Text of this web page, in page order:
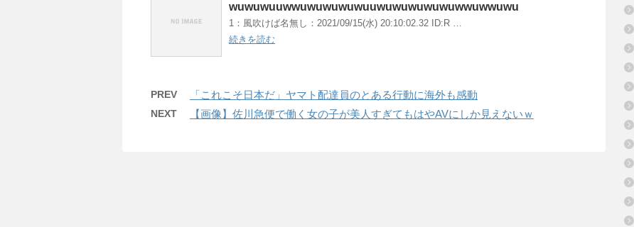
wuwuwuuwwuwuwuwuwuuwuwuwuwuwuwwuwwuwu
1：風吹けば名無し：2021/09/15(水) 20:10:02.32 ID:R …
続きを読む
PREV 「これこそ日本だ」ヤマト配達員のとある行動に海外も感動
NEXT 【画像】佐川急便で働く女の子が美人すぎてもはやAVにしか見えないｗ